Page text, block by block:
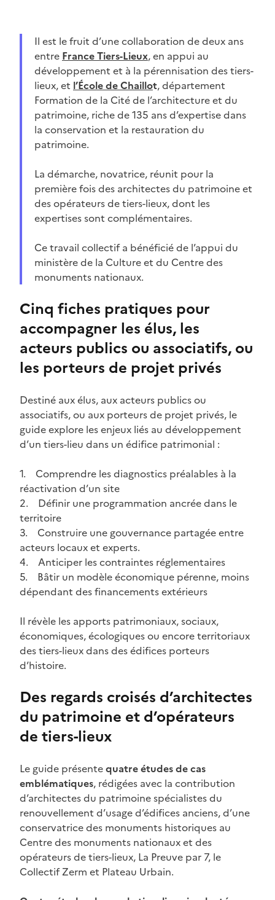
Il est le fruit d’une collaboration de deux ans
entre France Tiers-Lieux, en appui au
développement et à la pérennisation des tiers-
lieux, et l’École de Chaillot, département
Formation de la Cité de l’architecture et du
patrimoine, riche de 135 ans d’expertise dans
la conservation et la restauration du
patrimoine.
La démarche, novatrice, réunit pour la
première fois des architectes du patrimoine et
des opérateurs de tiers-lieux, dont les
expertises sont complémentaires.
Ce travail collectif a bénéficié de l’appui du
ministère de la Culture et du Centre des
monuments nationaux.
Cinq fiches pratiques pour
accompagner les élus, les
acteurs publics ou associatifs, ou
les porteurs de projet privés
Destiné aux élus, aux acteurs publics ou
associatifs, ou aux porteurs de projet privés, le
guide explore les enjeux liés au développement
d’un tiers-lieu dans un édifice patrimonial :
1. Comprendre les diagnostics préalables à la
réactivation d’un site
2. Définir une programmation ancrée dans le
territoire
3. Construire une gouvernance partagée entre
acteurs locaux et experts.
4. Anticiper les contraintes réglementaires
5. Bâtir un modèle économique pérenne, moins
dépendant des financements extérieurs
Il révèle les apports patrimoniaux, sociaux,
économiques, écologiques ou encore territoriaux
des tiers-lieux dans des édifices porteurs
d’histoire.
Des regards croisés d’architectes
du patrimoine et d’opérateurs
de tiers-lieux
Le guide présentequatre études de cas
emblématiques, rédigées avec la contribution
d’architectes du patrimoine spécialistes du
renouvellement d’usage d’édifices anciens, d’une
conservatrice des monuments historiques au
Centre des monuments nationaux et des
opérateurs de tiers-lieux, La Preuve par 7, le
Collectif Zerm et Plateau Urbain.